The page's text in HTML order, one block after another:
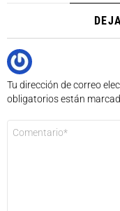
Tu dirección de correo
obligatorios están